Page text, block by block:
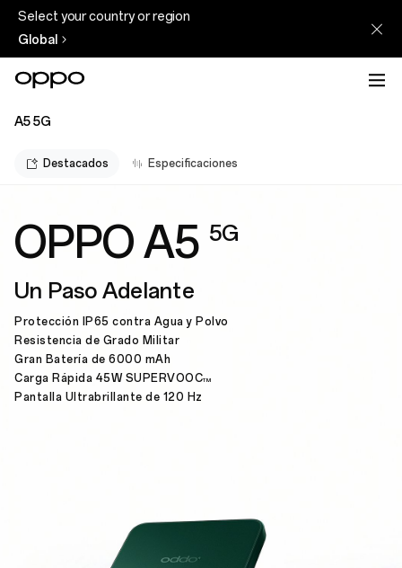
Select your country or region
Global
A5 5G
Destacados Especificaciones
OPPO A5 5G
Un Paso Adelante
Protección IP65 contra Agua y Polvo
Resistencia de Grado Militar
Gran Batería de 6000 mAh
Carga Rápida 45W SUPERVOOCTM
Pantalla Ultrabrillante de 120 Hz